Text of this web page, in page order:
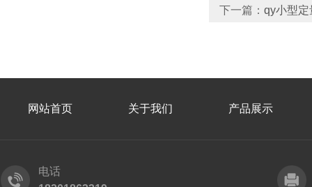
下一篇： qy小型定
网站首页 关于我们 产品展示
电话